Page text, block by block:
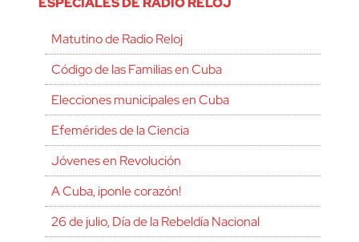
Matutino de Radio Reloj
Código de las Familias en Cuba
Elecciones municipales en Cuba
Efemérides de la Ciencia
Jóvenes en Revolución
A Cuba, ¡ponle corazón!
26 de julio, Día de la Rebeldía Nacional